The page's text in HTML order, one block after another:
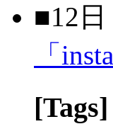
■12日
「
[Tags]